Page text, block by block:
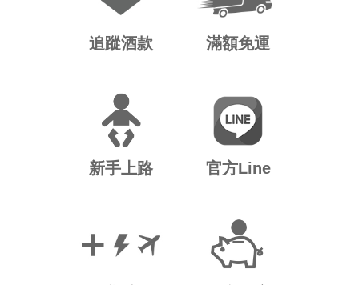
追蹤酒款 滿額免運
新手上路 官方Line